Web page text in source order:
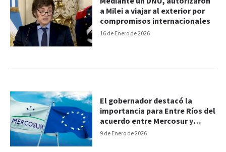
16 de Enero de 2026
a Milei a viajar al exterior por
compromisos internacionales
9 de Enero de 2026
El gobernador destacó la
importancia para Entre Ríos del
acuerdo entre Mercosur y
Unión Europea